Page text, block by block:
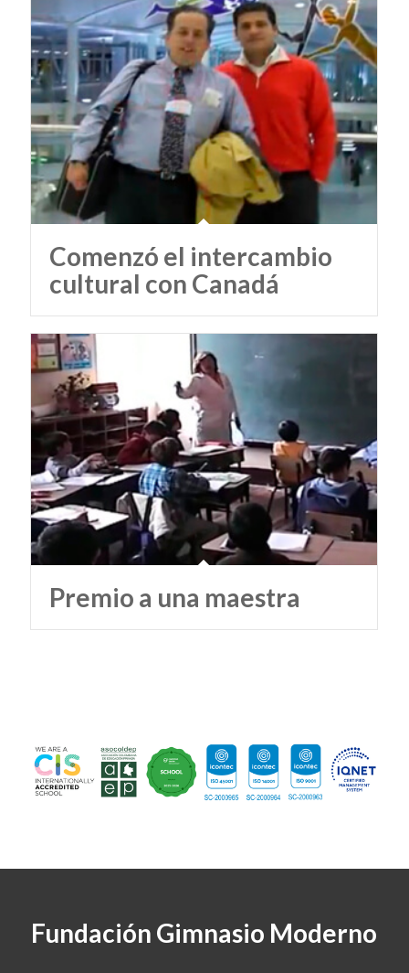
Comenzó el intercambio
cultural con Canadá
Premio a una maestra
Fundación Gimnasio Moderno